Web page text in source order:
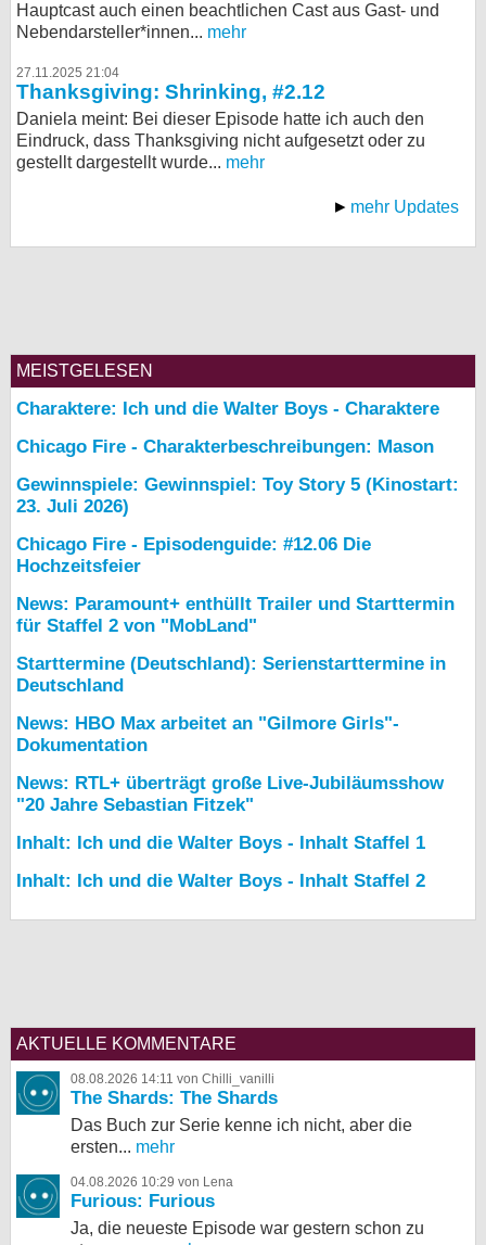
Hauptcast auch einen beachtlichen Cast aus Gast- und
Nebendarsteller*innen... mehr
27.11.2025 21:04
Thanksgiving: Shrinking, #2.12
Daniela meint: Bei dieser Episode hatte ich auch den
Eindruck, dass Thanksgiving nicht aufgesetzt oder zu
gestellt dargestellt wurde... mehr
mehr Updates
MEISTGELESEN
Charaktere: Ich und die Walter Boys - Charaktere
Chicago Fire - Charakterbeschreibungen: Mason
Gewinnspiele: Gewinnspiel: Toy Story 5 (Kinostart:
23. Juli 2026)
Chicago Fire - Episodenguide: #12.06 Die
Hochzeitsfeier
News: Paramount+ enthüllt Trailer und Starttermin
für Staffel 2 von "MobLand"
Starttermine (Deutschland): Serienstarttermine in
Deutschland
News: HBO Max arbeitet an "Gilmore Girls"-
Dokumentation
News: RTL+ überträgt große Live-Jubiläumsshow
"20 Jahre Sebastian Fitzek"
Inhalt: Ich und die Walter Boys - Inhalt Staffel 1
Inhalt: Ich und die Walter Boys - Inhalt Staffel 2
AKTUELLE KOMMENTARE
08.08.2026 14:11 von Chilli_vanilli
The Shards: The Shards
Das Buch zur Serie kenne ich nicht, aber die
ersten... mehr
04.08.2026 10:29 von Lena
Furious: Furious
Ja, die neueste Episode war gestern schon zu